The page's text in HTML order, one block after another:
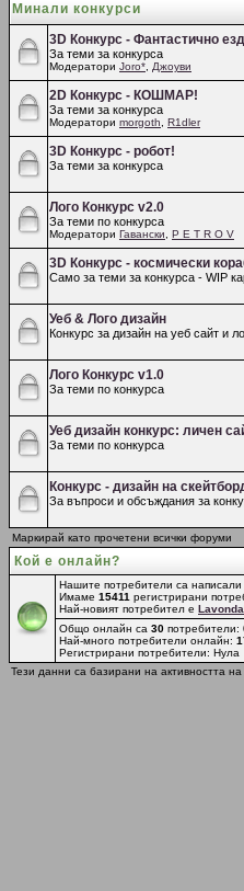
Минали конкурси
3D Конкурс - Фантастично
За теми за конкурса
Модератори Joro* Джоуви
2D Конкурс - КОШМАР!
За теми за конкурса
Модератори morgoth R1dler
3D Конкурс - робот!
За теми за конкурса
Лого Конкурс v2.0
За теми по конкурса
Модератори Гавански P E T R O V
3D Конкурс - космически
Само за теми за конкурса - WIP
Уеб & Лого дизайн
Конкурс за дизайн на уеб сайт и
Лого Конкурс v1.0
За теми по конкурса
Уеб дизайн конкурс: личен
За теми по конкурса
Конкурс - дизайн на
За въпроси и обсъждания за
Маркирай като прочетени всички форуми
Кой е онлайн?
Нашите потребители са написали
Имаме 15411 регистрирани
Най-новият потребител е
Общо онлайн са 30
Най-много потребители онлайн:
Регистрирани потребители: Нула
Тези данни са базирани на активността